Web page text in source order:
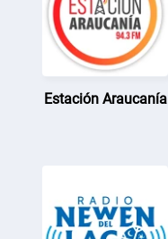
Estación Araucanía